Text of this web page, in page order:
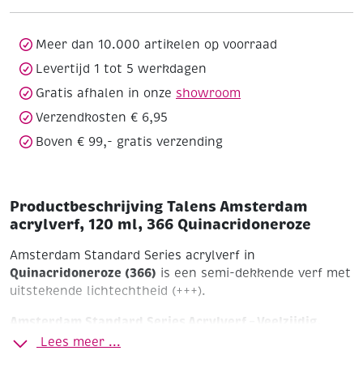
Quinacridoneroze
aantal
Meer dan 10.000 artikelen op voorraad
Levertijd 1 tot 5 werkdagen
Gratis afhalen in onze showroom
Verzendkosten € 6,95
Boven € 99,- gratis verzending
Productbeschrijving Talens Amsterdam
acrylverf, 120 ml, 366 Quinacridoneroze
Amsterdam Standard Series acrylverf in
Quinacridoneroze (366) is een semi-dekkende verf met
uitstekende lichtechtheid (+++).
Amsterdam Standard Series Acrylverf – Veelzijdig,
Krachtig en Betrouwbaar
Lees meer ...